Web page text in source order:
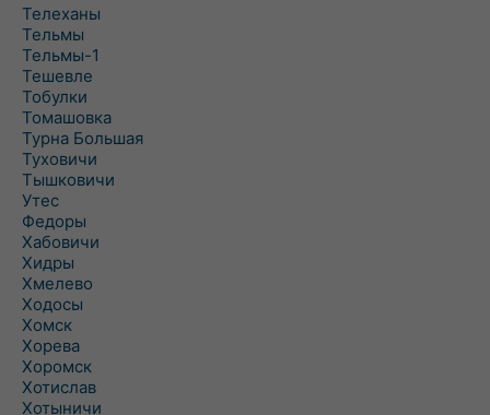
Телеханы
Тельмы
Тельмы-1
Тешевле
Тобулки
Томашовка
Турна Большая
Туховичи
Тышковичи
Утес
Федоры
Хабовичи
Хидры
Хмелево
Ходосы
Хомск
Хорева
Хоромск
Хотислав
Хотыничи